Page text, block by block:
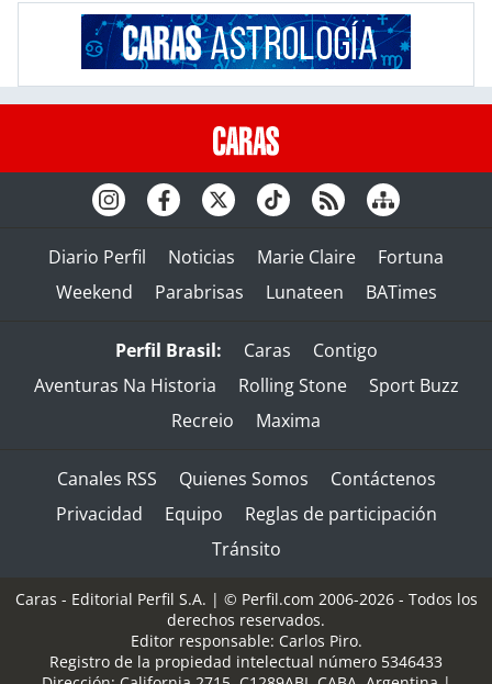
Diario Perfil Noticias Marie Claire
Fortuna
Weekend
Parabrisas Lunateen BATimes
Perfil Brasil: Caras
Contigo
Aventuras Na Historia
Rolling Stone
Sport Buzz
Recreio
Maxima
Canales RSS Quienes Somos
Contáctenos
Privacidad
Equipo
Reglas de participación
Tránsito
Caras - Editorial Perfil S.A. | © Perfil.com 2006-2026 - Todos los
derechos reservados.
Editor responsable: Carlos Piro.
Registro de la propiedad intelectual número 5346433